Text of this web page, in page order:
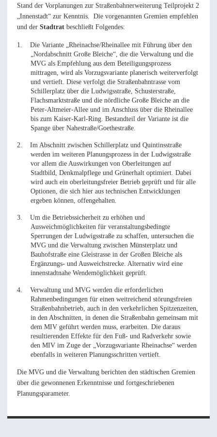
Stand der Vorplanungen zur Straßenbahnerweiterung Teilprojekt 2
„Innenstadt“ zur Kenntnis. Die vorgenannten Gremien empfehlen
und der Stadtrat beschließt Folgendes:
1. Die Variante „Rheinachse/Rheinallee mit Führung über den
„Nordabschnitt Große Bleiche“, die die Verwaltung und die
MVG als Empfehlung aus dem Beteiligungsprozess
mittragen, wird als Vorzugsvariante planerisch weiterverfolgt
und vertieft. Diese verfolgt die Straßenbahntrasse vom
Schillerplatz über die Ludwigsstraße, Schusterstraße,
Flachsmarktstraße und die nördliche Große Bleiche an die
Peter-Altmeier-Allee und im Anschluss über die Rheinallee
bis zum Kaiser-Karl-Ring. Bestandteil der Variante ist die
Spange über Nahestraße/Goethestraße.
2.
Im Abschnitt zwischen Schillerplatz und Quintinsstraße
werden im weiteren Planungsprozess in der Ludwigsstraße
vor allem die Auswirkungen von Oberleitungen auf
Stadtbild, Denkmalpflege und Grünerhalt optimiert. Dabei
wird auch ein oberleitungsfreier Betrieb geprüft und für alle
Optionen, die sich hier aus technischen Entwicklungen
ergeben können, offengehalten.
3.
Um die Betriebssicherheit zu erhöhen und
Ausweichmöglichkeiten für veranstaltungsbedingte
Sperrungen der Ludwigsstraße zu schaffen, untersuchen die
MVG und die Verwaltung zwischen Münsterplatz und
Bauhofstraße eine Gleistrasse in der Großen Bleiche als
Ergänzungs- und Ausweichstrecke. Alternativ wird eine
innenstadtnahe Wendemöglichkeit geprüft.
4.
Verwaltung und MVG werden die erforderlichen
Rahmenbedingungen für einen weitreichend störungsfreien
Straßenbahnbetrieb, auch in den verkehrlichen Spitzenzeiten,
in den Abschnitten, in denen die Straßenbahn gemeinsam mit
dem MIV geführt werden muss, erarbeiten. Die daraus
resultierenden Effekte für den Fuß- und Radverkehr sowie
den MIV im Zuge der „Vorzugsvariante Rheinachse“ werden
ebenfalls in weiteren Planungsschritten vertieft.
Die MVG und die Verwaltung berichten den städtischen Gremien
über die gewonnenen Erkenntnisse und fortgeschriebenen
Planungsparameter.